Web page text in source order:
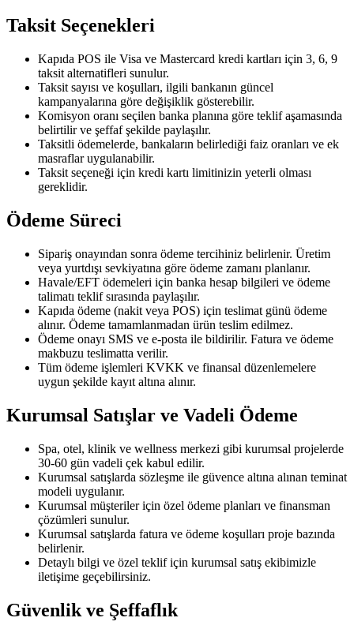
Taksit Seçenekleri
Kapıda POS ile Visa ve Mastercard kredi kartları için 3, 6, 9
taksit alternatifleri sunulur.
Taksit sayısı ve koşulları, ilgili bankanın güncel
kampanyalarına göre değişiklik gösterebilir.
Komisyon oranı seçilen banka planına göre teklif aşamasında
belirtilir ve şeffaf şekilde paylaşılır.
Taksitli ödemelerde, bankaların belirlediği faiz oranları ve ek
masraflar uygulanabilir.
Taksit seçeneği için kredi kartı limitinizin yeterli olması
gereklidir.
Ödeme Süreci
Sipariş onayından sonra ödeme tercihiniz belirlenir. Üretim
veya yurtdışı sevkiyatına göre ödeme zamanı planlanır.
Havale/EFT ödemeleri için banka hesap bilgileri ve ödeme
talimatı teklif sırasında paylaşılır.
Kapıda ödeme (nakit veya POS) için teslimat günü ödeme
alınır. Ödeme tamamlanmadan ürün teslim edilmez.
Ödeme onayı SMS ve e-posta ile bildirilir. Fatura ve ödeme
makbuzu teslimatta verilir.
Tüm ödeme işlemleri KVKK ve finansal düzenlemelere
uygun şekilde kayıt altına alınır.
Kurumsal Satışlar ve Vadeli Ödeme
Spa, otel, klinik ve wellness merkezi gibi kurumsal projelerde
30-60 gün vadeli çek kabul edilir.
Kurumsal satışlarda sözleşme ile güvence altına alınan teminat
modeli uygulanır.
Kurumsal müşteriler için özel ödeme planları ve finansman
çözümleri sunulur.
Kurumsal satışlarda fatura ve ödeme koşulları proje bazında
belirlenir.
Detaylı bilgi ve özel teklif için kurumsal satış ekibimizle
iletişime geçebilirsiniz.
Güvenlik ve Şeffaflık